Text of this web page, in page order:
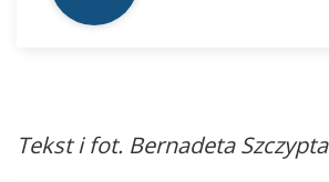
Tekst i fot. Bernadeta Szczypta